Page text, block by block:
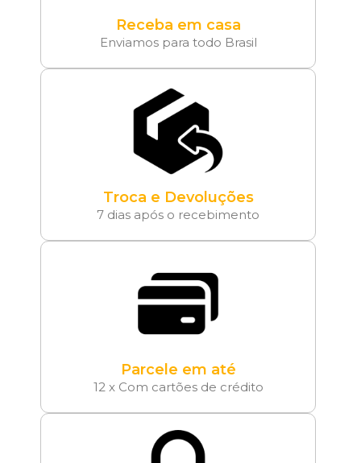
Receba em casa
Enviamos para todo Brasil
Troca e Devoluções
7 dias após o recebimento
Parcele em até
12 x Com cartões de crédito